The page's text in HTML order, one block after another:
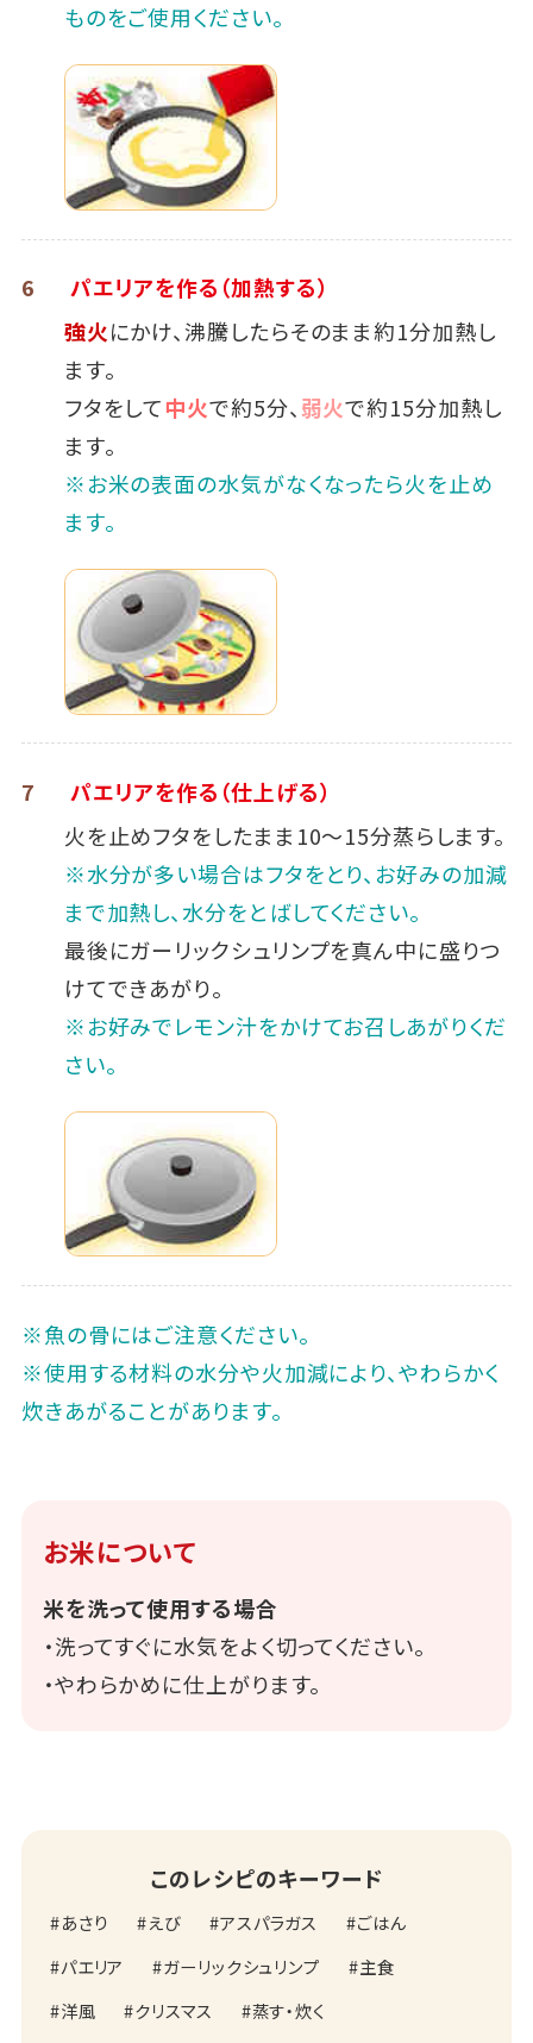
ものをご使用ください。
6
パエリアを作る（加熱する）
強火にかけ、沸騰したらそのまま約1分加熱し
ます。
フタをして中火で約5分、 弱火で約15分加熱し
ます。
※お米の表面の水気がなくなったら火を止め
ます。
7
パエリアを作る（仕上げる）
火を止めフタをしたまま10～15分蒸らします。
※水分が多い場合はフタをとり、お好みの加減
まで加熱し、水分をとばしてください。
最後にガーリックシュリンプを真ん中に盛りつ
けてできあがり。
※お好みでレモン汁をかけてお召しあがりくだ
さい。
※魚の骨にはご注意ください。
※使用する材料の水分や火加減により、やわらかく
炊きあがることがあります。
お米について
米を洗って使用する場合
・洗ってすぐに水気をよく切ってください。
・やわらかめに仕上がります。
このレシピのキーワード
あさり えび アスパラガス
ごはん
パエリア
ガーリックシュリンプ
主食
洋風
クリスマス
蒸す・炊く